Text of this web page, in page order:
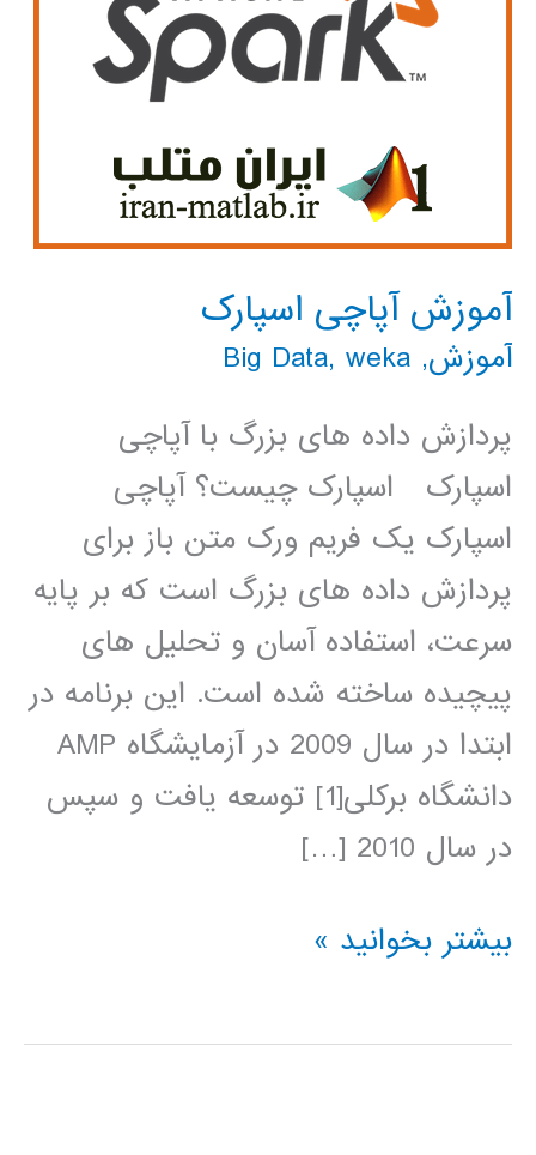
آموزش آپاچی اسپارک
آموزش,
Big Data, weka
پردازش داده های بزرگ با آپاچی
اسپارک اسپارک چیست؟ آپاچی
اسپارک یک فریم ورک متن باز برای
پردازش داده های بزرگ است که بر پایه
سرعت، استفاده آسان و تحلیل های
پیچیده ساخته شده است. این برنامه در
ابتدا در سال 2009 در آزمایشگاه AMP
دانشگاه برکلی[1] توسعه یافت و سپس
در سال 2010 […]
آموزش
اسپارک
بیشتر بخوانید »